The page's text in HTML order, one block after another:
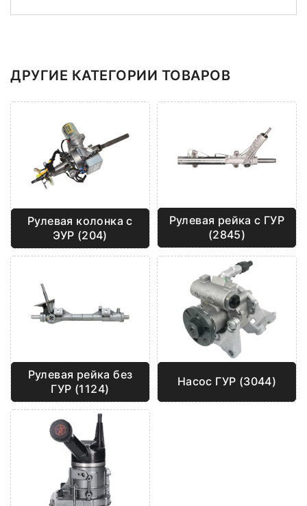
ДРУГИЕ КАТЕГОРИИ ТОВАРОВ
Рулевая колонка с
ЭУР (204)
Рулевая рейка с ГУР
(2845)
Рулевая рейка без
ГУР (1124)
Насос ГУР (3044)